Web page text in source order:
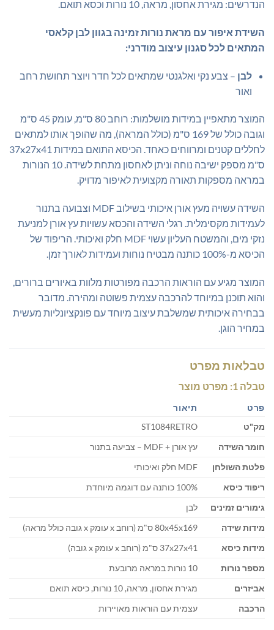
הנדרשים: מגירת אחסון, מראה, 10 נורות וכסא תואם.
השידת איפור עם מראת נורות זמינה בגוון לבן קלאסי
המתאים לכל סגנון עיצוב מודרני:
לבן – צבע נקי ואלגנטי שמתאים לכל חדר ויוצר תחושת רחב
ואור
המוצר מתאפיין במידות מושלמות: רוחב 80 ס"מ, עומק 45 ס"מ
וגובה כולל של 169 ס"מ (כולל המראה), מה שהופך אותו למתאים
לחללים קטנים ומרווחים כאחד. הכיסא התואם במידות 37x27x41
ס"מ מספק ישיבה נוחה וניתן לאחסון מתחת לשידה. 10 הנורות
במראה מספקות תאורה מקצועית לאיפור מדויק.
השידה עשויה מעץ אורן איכותי בשילוב MDF וצבועה בתנור
לעמידות מקסימלית. רגלי השידה והכסא עשויות עץ אורן למניעת
נזקי מים, והמשטח העליון עשוי MDF חלק ואיכותי. הריפוד של
הכיסא מ-100% כותנה מבטיח נוחות ועמידות לאורך זמן.
המוצר מגיע עם הוראות הרכבה מפורטות מלוות באיורים ברורים,
והוא תוכנן במיוחד להרכבה עצמית פשוטה ומהירה. מדובר
בבחירה איכותית שמשלבת עיצוב מיוחד עם פונקציונליות מעשית
במחיר הוגן.
טבלאות מפרט
טבלה 1: מפרט מוצר
פרט
תיאור
מק"ט
ST1084RETRO
חומר השידה
עץ אורן + MDF – צביעה בתנור
פלטת השולחן
MDF חלק ואיכותי
ריפוד כיסא
100% כותנה עם דוגמה מיוחדת
גימורים זמינים
לבן
מידות שידה
80x45x169 ס"מ (רוחב x עומק x גובה כולל מראה)
מידות כיסא
37x27x41 ס"מ (רוחב x עומק x גובה)
מספר נורות
10 נורות במראה מרובעת
אביזרים
מגירת אחסון, מראה, 10 נורות, כיסא תואם
הרכבה
עצמית עם הוראות מאויירות